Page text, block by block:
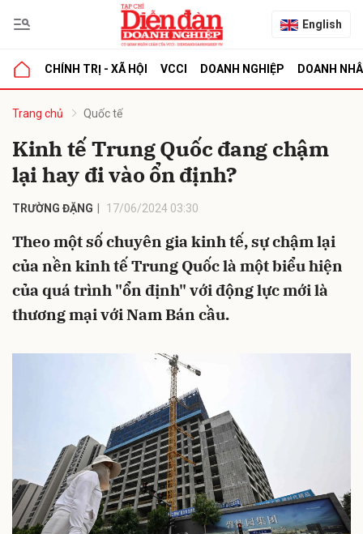
English
CHÍNH TRỊ - XÃ HỘI VCCI DOANH NGHIỆP DOANH
Trang chủ Quốc tế
Kinh tế Trung Quốc đang chậm
lại hay đi vào ổn định?
TRƯỜNG ĐẶNG 17/06/2024 03:30
Theo một số chuyên gia kinh tế, sự chậm lại
của nền kinh tế Trung Quốc là một biểu hiện
của quá trình "ổn định" với động lực mới là
thương mại với Nam Bán cầu.
luận
Hủy